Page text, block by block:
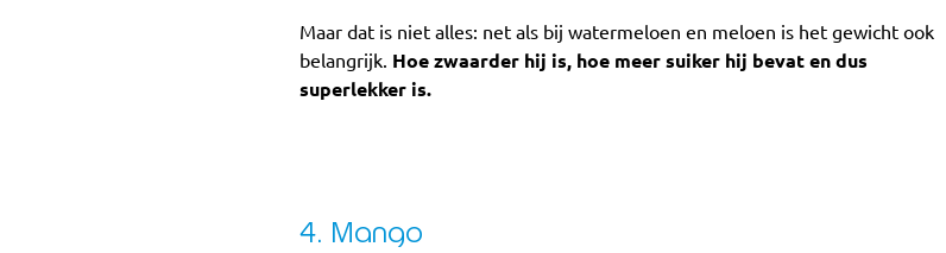
Maar dat is niet alles: net als bij watermeloen en meloen is het gewicht ook
belangrijk. Hoe zwaarder hij is, hoe meer suiker hij bevat en dus
superlekker is.
4. Mango